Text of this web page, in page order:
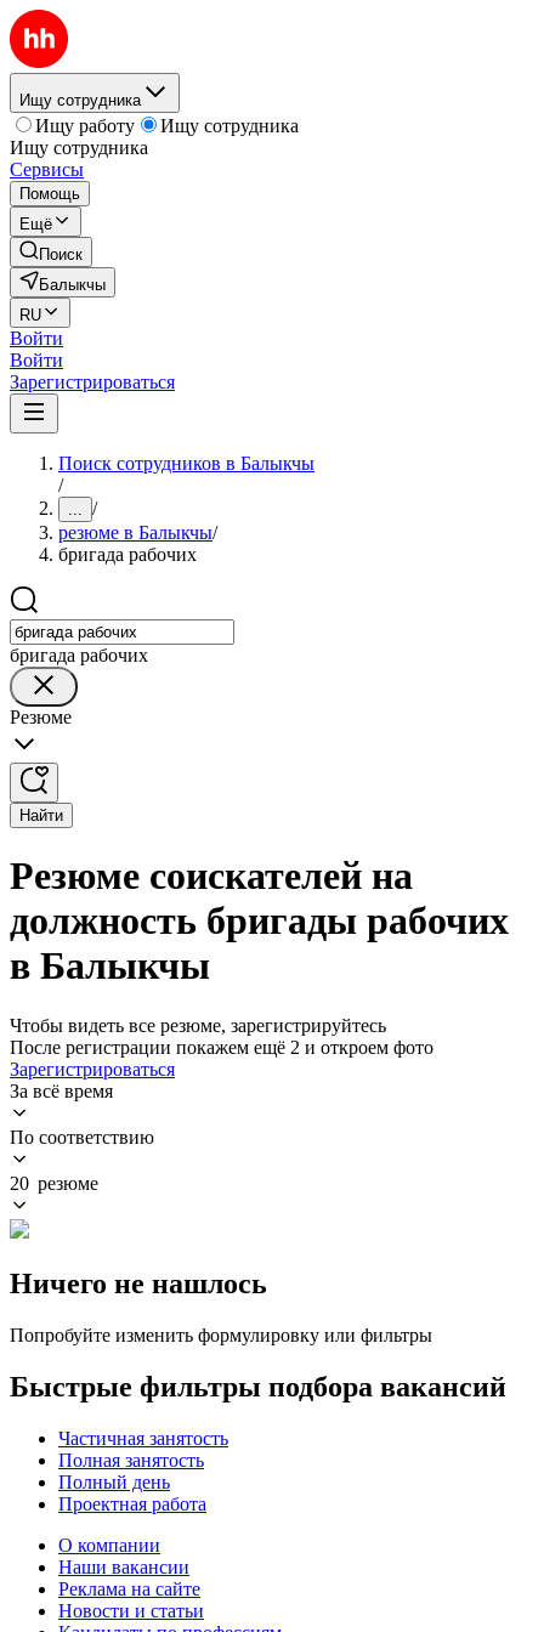
Ищу сотрудника
Ищу работу
Ищу сотрудника
Ищу сотрудника
Сервисы
Помощь
Ещё
Поиск
Балыкчы
RU
Войти
Войти
Зарегистрироваться
Поиск сотрудников в Балыкчы
/
... /
резюме в Балыкчы/
бригада рабочих
бригада рабочих
Резюме
Найти
Резюме соискателей на
должность бригады рабочих
в Балыкчы
Чтобы видеть все резюме, зарегистрируйтесь
После регистрации покажем ещё 2 и откроем фото
Зарегистрироваться
За всё время
По соответствию
20 резюме
Ничего не нашлось
Попробуйте изменить формулировку или фильтры
Быстрые фильтры подбора вакансий
Частичная занятость
Полная занятость
Полный день
Проектная работа
О компании
Наши вакансии
Реклама на сайте
Новости и статьи